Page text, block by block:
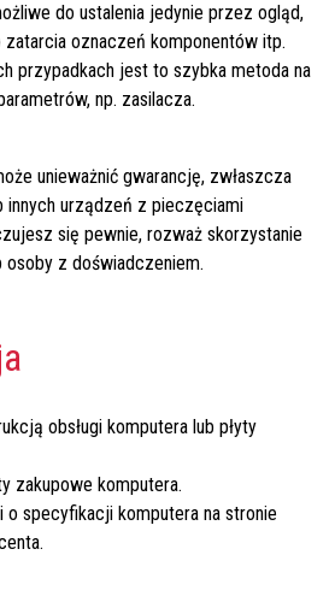
do ustalenia jedynie przez ogląd,
zatarcia oznaczeń komponentów itp.
przypadkach jest to szybka metoda na
np. zasilacza.
unieważnić gwarancję, zwłaszcza
innych urządzeń z pieczęciami
się pewnie, rozważ skorzystanie
osoby z doświadczeniem.
obsługi komputera lub płyty
zakupowe komputera.
o specyfikacji komputera na stronie